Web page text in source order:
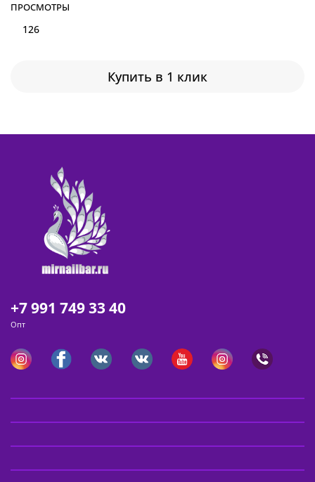
Купить в 1 клик
ПРОСМОТРЫ
126
+7 991 749 33 40
Опт